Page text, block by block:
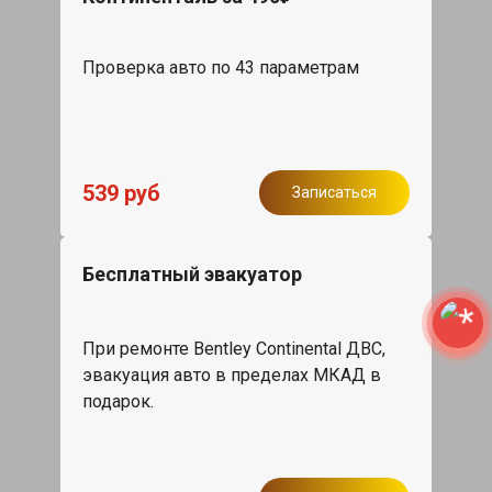
Проверка авто по 43 параметрам
539 руб Записаться
Бесплатный эвакуатор
При ремонте Bentley Continental ДВС,
эвакуация авто в пределах МКАД в
подарок.